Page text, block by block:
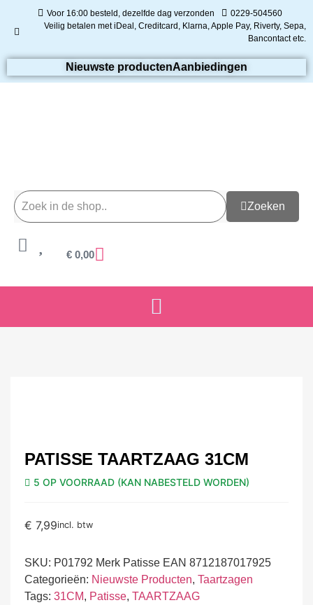
Voor 16:00 besteld, dezelfde dag verzonden
0229-504560
Veilig betalen met iDeal, Creditcard, Klarna, Apple Pay, Riverty, Sepa,
Bancontact etc.
Nieuwste productenAanbiedingen
Zoeken
€ 0,00
PATISSE TAARTZAAG 31CM
5 OP VOORRAAD (KAN NABESTELD WORDEN)
€ 7,99incl. btw
SKU: P01792 Merk Patisse EAN 8712187017925
Categorieën: Nieuwste Producten, Taartzagen
Tags: 31CM, Patisse, TAARTZAAG